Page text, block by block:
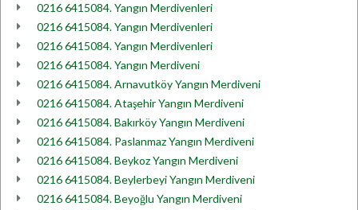
0216 6415084. Yangın Merdivenleri
0216 6415084. Yangın Merdivenleri
0216 6415084. Yangın Merdivenleri
0216 6415084. Yangın Merdiveni
0216 6415084. Arnavutköy Yangın Merdiveni
0216 6415084. Ataşehir Yangın Merdiveni
0216 6415084. Bakırköy Yangın Merdiveni
0216 6415084. Paslanmaz Yangın Merdiveni
0216 6415084. Beykoz Yangın Merdiveni
0216 6415084. Beylerbeyi Yangın Merdiveni
0216 6415084. Beyoğlu Yangın Merdiveni